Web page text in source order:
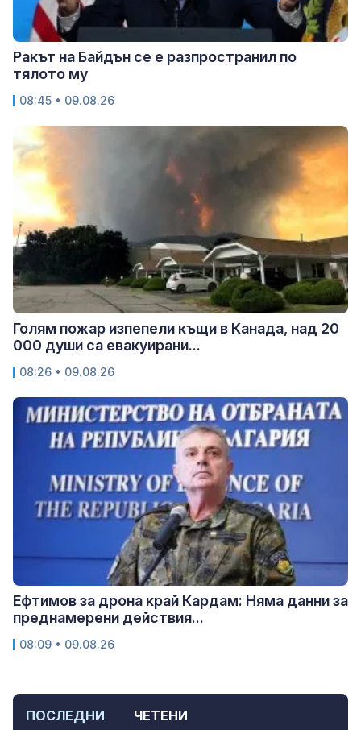
ПОСЛЕДНИ ЧЕТЕНИ
Ракът на Байдън се е разпространил по
тялото му
08:45 • 09.08.26
Голям пожар изпепели къщи в Канада, над 20
000 души са евакуирани...
08:26 • 09.08.26
Ефтимов за дрона край Кардам: Няма данни за
преднамерени действия...
08:09 • 09.08.26